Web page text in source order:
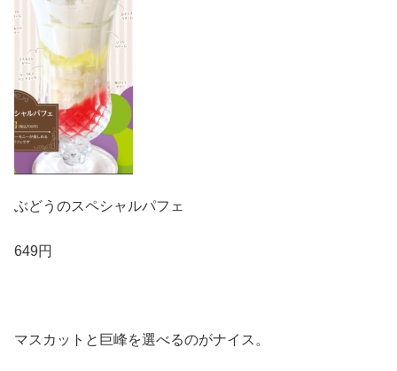
ぶどうのスペシャルパフェ
649円
マスカットと巨峰を選べるのがナイス。